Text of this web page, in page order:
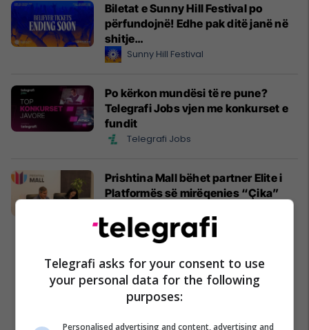
Biletat e Sunny Hill Festival po
përfundojnë! Edhe pak ditë janë në
shitje…
Sunny Hill Festival
Po kërkon mundësi të re pune?
Telegrafi Jobs vjen me konkurset e
fundit
Telegrafi Jobs
Prishtina Mall bëhet partner Elite i
Platformës së mirëqenies “Çika”
Telegrafi asks for your consent to use
your personal data for the following
purposes:
Personalised advertising and content, advertising and